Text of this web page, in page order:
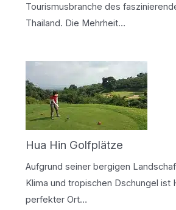
Tourismusbranche des
Thailand. Die Mehrheit…
Hua Hin Golfplätze
Aufgrund seiner bergigen
Klima und tropischen Dschungel ist
perfekter Ort…